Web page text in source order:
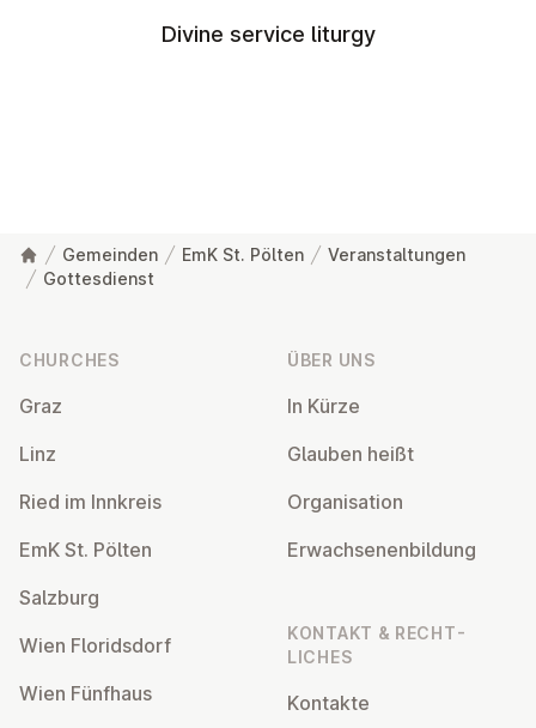
Divine service liturgy
Gemeinden EmK St. Pölten
Veranstaltungen
Gottesdienst
CHURCHES
Graz
Linz
Ried im Innkreis
EmK St. Pölten
Salzburg
Wien Flor­idsdorf
Wien Fünfhaus
ÜBER UNS
In Kürze
Glauben heißt
Or­gan­isa­tion
Er­wach­sen­en­bildung
KONTAKT & RECHT­
LICHES
Kontakte